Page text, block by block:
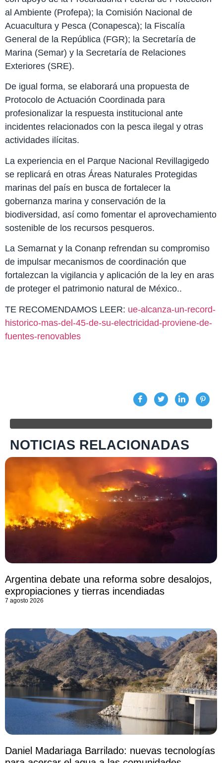
al Ambiente (Profepa); la Comisión Nacional de
Acuacultura y Pesca (Conapesca); la Fiscalía
General de la República (FGR); la Secretaría de
Marina (Semar) y la Secretaría de Relaciones
Exteriores (SRE).
De igual forma, se elaborará una propuesta de
Protocolo de Actuación Coordinada para
profesionalizar la respuesta institucional ante
incidentes relacionados con la pesca ilegal y otras
actividades ilícitas.
La experiencia en el Parque Nacional Revillagigedo
se replicará en otras Áreas Naturales Protegidas
marinas del país en busca de fortalecer la
gobernanza marina y conservación de la
biodiversidad, así como fomentar el aprovechamiento
sostenible de los recursos pesqueros.
La Semarnat y la Conanp refrendan su compromiso
de impulsar mecanismos de coordinación que
fortalezcan la vigilancia y aplicación de la ley en aras
de proteger el patrimonio natural de México..
TE RECOMENDAMOS LEER: ue-alcanza-un-record-
historico-mas-del-45-de-su-electricidad-proviene-de-
fuentes-renovables
NOTICIAS RELACIONADAS
Argentina debate una reforma sobre desalojos,
expropiaciones y tierras incendiadas
7 agosto 2026
Daniel Madariaga Barrilado: nuevas tecnologías